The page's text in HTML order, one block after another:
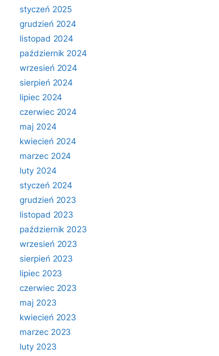
styczeń 2025
grudzień 2024
listopad 2024
październik 2024
wrzesień 2024
sierpień 2024
lipiec 2024
czerwiec 2024
maj 2024
kwiecień 2024
marzec 2024
luty 2024
styczeń 2024
grudzień 2023
listopad 2023
październik 2023
wrzesień 2023
sierpień 2023
lipiec 2023
czerwiec 2023
maj 2023
kwiecień 2023
marzec 2023
luty 2023